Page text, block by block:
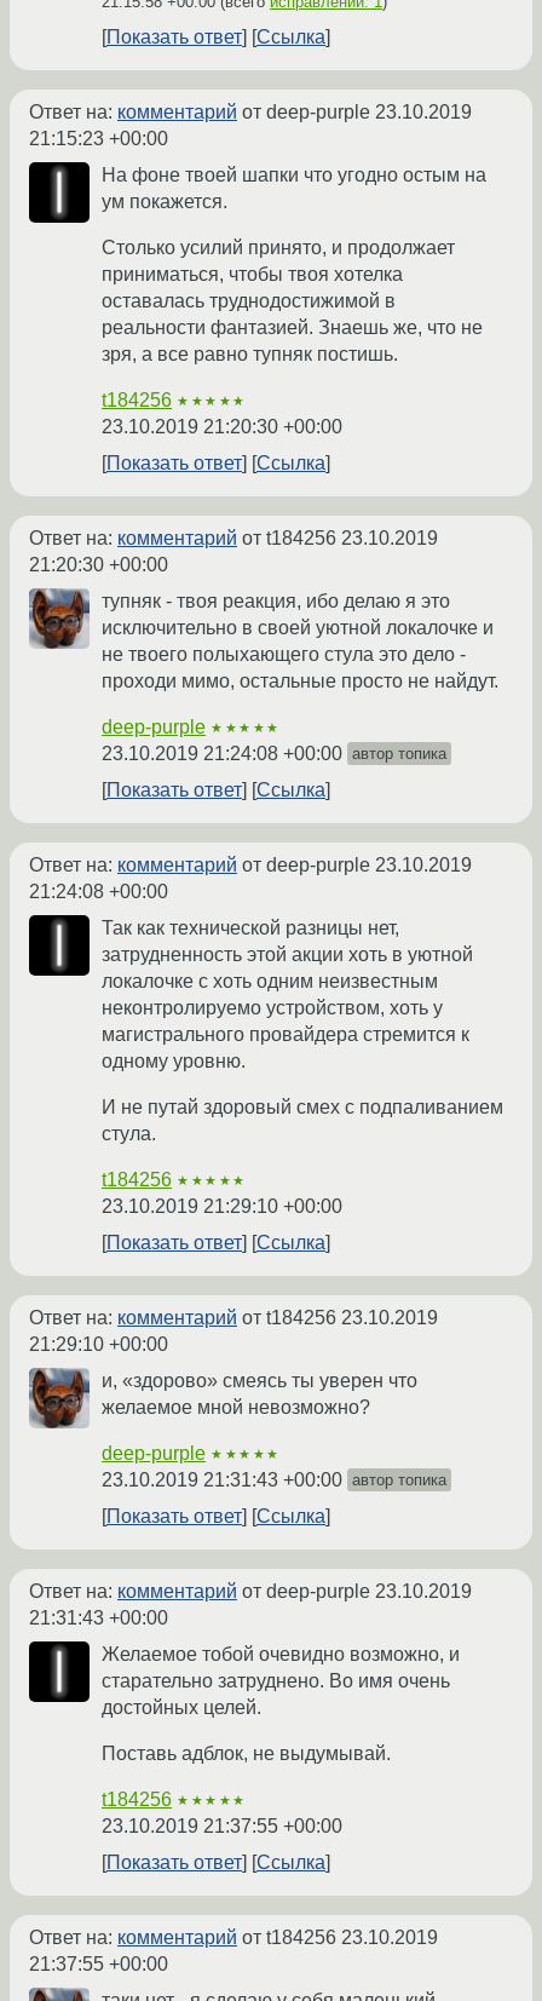
Показать ответ Ссылка
Ответ на: комментарий от deep-purple 23.10.2019
21:15:23 +00:00
На фоне твоей шапки что угодно остым на
ум покажется.
Столько усилий принято, и продолжает
приниматься, чтобы твоя хотелка
оставалась труднодостижимой в
реальности фантазией. Знаешь же, что не
зря, а все равно тупняк постишь.
t184256 ★★★★★
23.10.2019 21:20:30 +00:00
Показать ответ
Ссылка
Ответ на: комментарий от t184256 23.10.2019
21:20:30 +00:00
тупняк - твоя реакция, ибо делаю я это
исключительно в своей уютной локалочке и
не твоего полыхающего стула это дело -
проходи мимо, остальные просто не найдут.
deep-purple ★★★★★
23.10.2019 21:24:08 +00:00 автор топика
Показать ответ Ссылка
Ответ на: комментарий от deep-purple 23.10.2019
21:24:08 +00:00
Так как технической разницы нет,
затрудненность этой акции хоть в уютной
локалочке с хоть одним неизвестным
неконтролируемо устройством, хоть у
магистрального провайдера стремится к
одному уровню.
И не путай здоровый смех с подпаливанием
стула.
t184256 ★★★★★
23.10.2019 21:29:10 +00:00
Показать ответ
Ссылка
Ответ на: комментарий от t184256 23.10.2019
21:29:10 +00:00
и, «здорово» смеясь ты уверен что
желаемое мной невозможно?
deep-purple ★★★★★
23.10.2019 21:31:43 +00:00 автор топика
Показать ответ Ссылка
Ответ на: комментарий от deep-purple 23.10.2019
21:31:43 +00:00
Желаемое тобой очевидно возможно, и
старательно затруднено. Во имя очень
достойных целей.
Поставь адблок, не выдумывай.
t184256 ★★★★★
23.10.2019 21:37:55 +00:00
Показать ответ
Ссылка
Ответ на: комментарий от t184256 23.10.2019
21:37:55 +00:00